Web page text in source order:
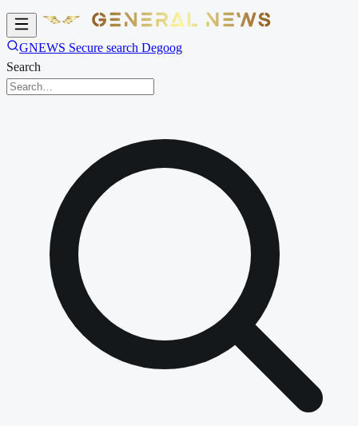
GNEWS Secure search Degoog
Search